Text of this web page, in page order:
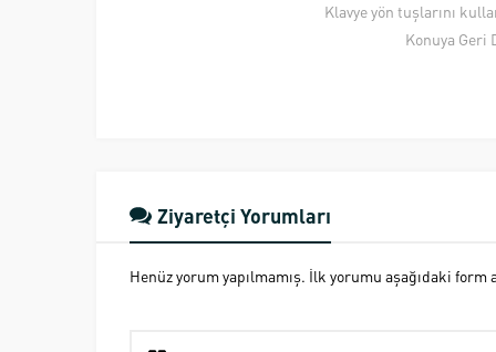
Klavye yön tuşlarını
Konuya Geri
Ziyaretçi Yorumları
Henüz yorum yapılmamış. İlk yorumu aşağıdaki form